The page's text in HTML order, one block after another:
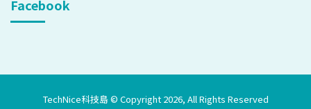
Facebook
TechNice科技島 © Copyright 2026, All Rights Reserved